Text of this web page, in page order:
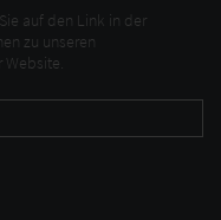
auf den Link in der
zu unseren